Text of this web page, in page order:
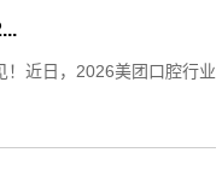
！近日，2026美团口腔行业